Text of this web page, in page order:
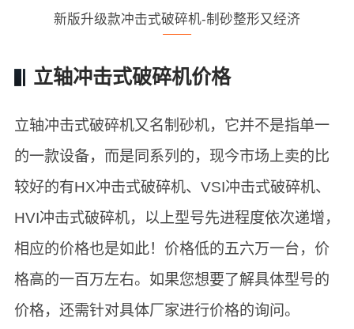
新版升级款冲击式破碎机-制砂整形又经济
立轴冲击式破碎机价格
立轴冲击式破碎机又名制砂机，它并不是指单一
的一款设备，而是同系列的，现今市场上卖的比
较好的有HX冲击式破碎机、VSI冲击式破碎机、
HVI冲击式破碎机，以上型号先进程度依次递增，
相应的价格也是如此！价格低的五六万一台，价
格高的一百万左右。如果您想要了解具体型号的
价格，还需针对具体厂家进行价格的询问。